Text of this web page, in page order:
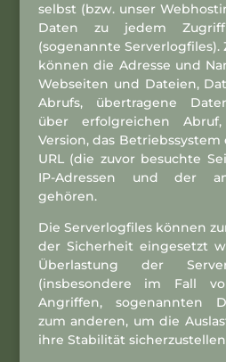
selbst (bzw. unser
Daten zu jedem
(sogenannte Serverlogfiles).
können die Adresse und
Webseiten und Dateien,
Abrufs, übertragene
über erfolgreichen
Version, das Betriebssystem
URL (die zuvor besuchte
IP-Adressen und der
gehören.
Die Serverlogfiles können
der Sicherheit eingesetzt
Überlastung der
(insbesondere im Fall
Angriffen, sogenannten
zum anderen, um die
ihre Stabilität